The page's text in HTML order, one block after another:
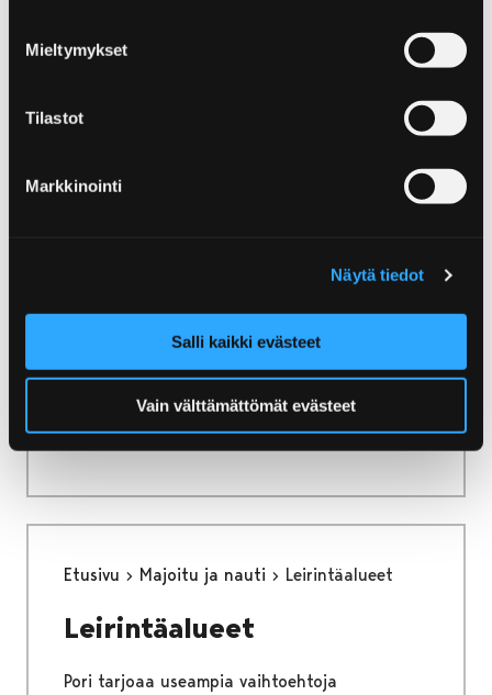
Mieltymykset
Tilastot
Markkinointi
Näytä tiedot
Salli kaikki evästeet
Vain välttämättömät evästeet
Kumppanuus Visit Porin kanssa
Etusivu Uutiset
Uutiset
Etusivu Majoitu ja nauti Leirintäalueet
Leirintäalueet
Pori tarjoaa useampia vaihtoehtoja